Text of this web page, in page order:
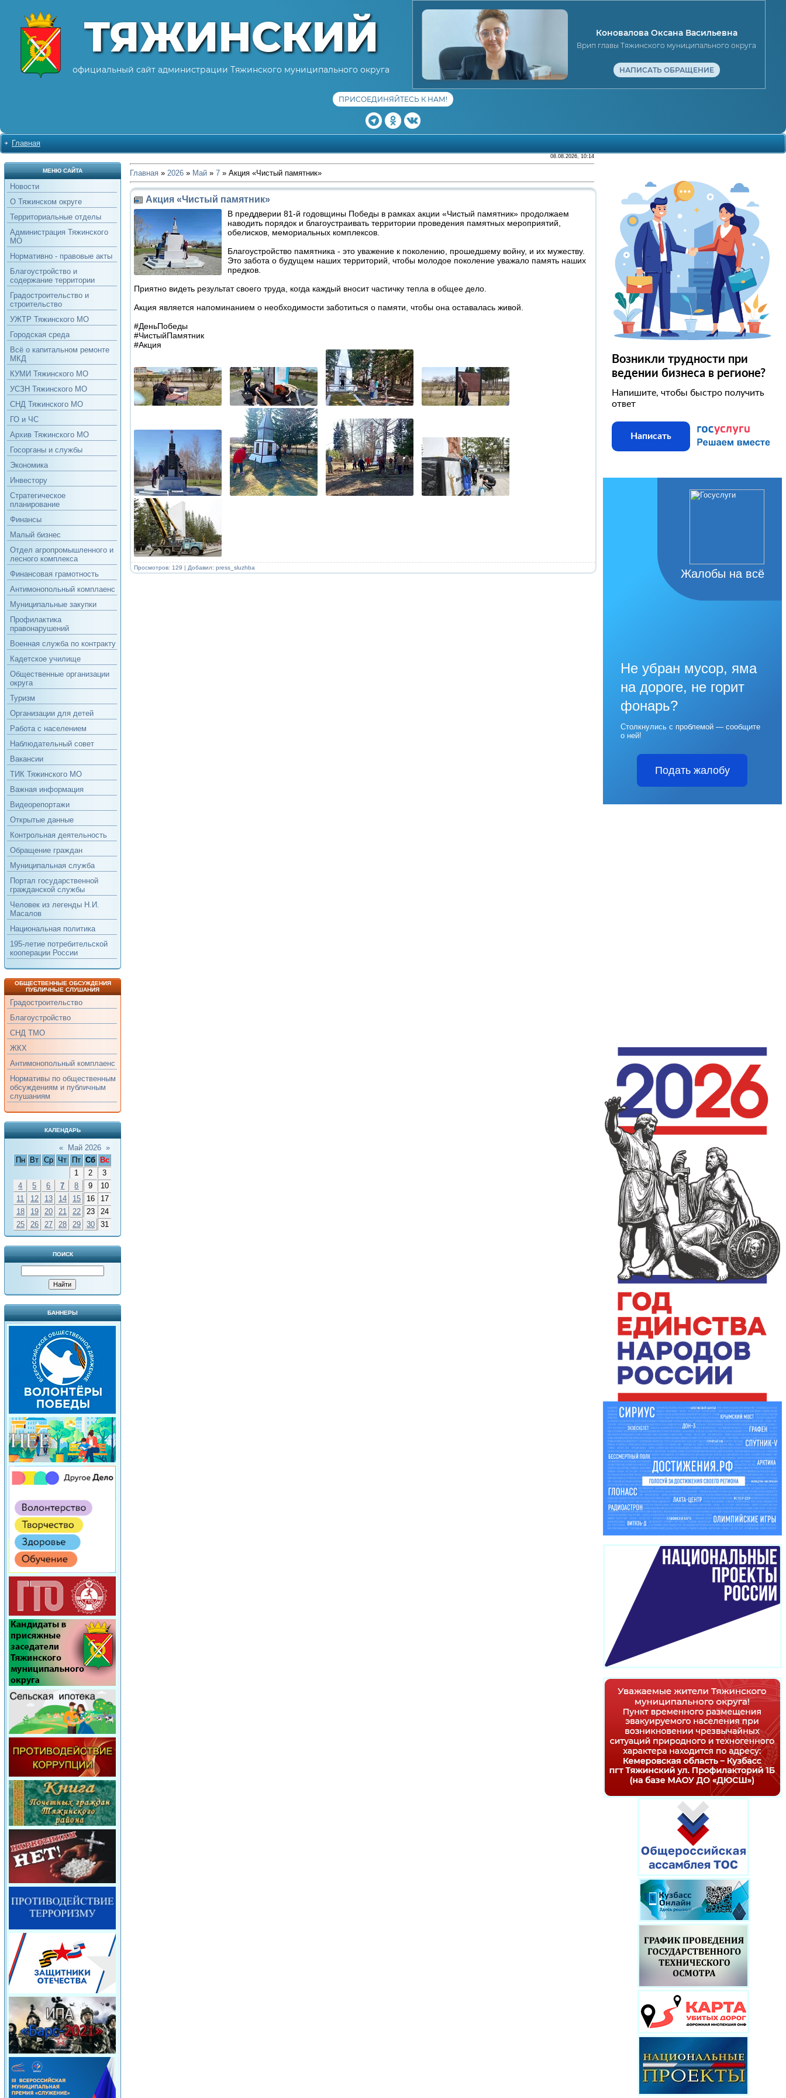
ТЯЖИНСКИЙ
официальный сайт администрации Тяжинского муниципального округа
Коновалова Оксана Васильевна
Врип главы Тяжинского муниципального округа
НАПИСАТЬ ОБРАЩЕНИЕ
ПРИСОЕДИНЯЙТЕСЬ К НАМ!
Главная
МЕНЮ САЙТА
Новости
О Тяжинском округе
Территориальные отделы
Администрация Тяжинского
МО
Нормативно - правовые акты
Благоустройство и
содержание территории
Градостроительство и
строительство
УЖТР Тяжинского МО
Городская среда
Всё о капитальном ремонте
МКД
КУМИ Тяжинского МО
УСЗН Тяжинского МО
СНД Тяжинского МО
ГО и ЧС
Архив Тяжинского МО
Госорганы и службы
Экономика
Инвестору
Стратегическое
планирование
Финансы
Малый бизнес
Отдел агропромышленного и
лесного комплекса
Финансовая грамотность
Антимонопольный комплаенс
Муниципальные закупки
Профилактика
правонарушений
Военная служба по контракту
Кадетское училище
Общественные организации
округа
Туризм
Организации для детей
Работа с населением
Наблюдательный совет
Вакансии
ТИК Тяжинского МО
Важная информация
Видеорепортажи
Открытые данные
Контрольная деятельность
Обращение граждан
Муниципальная служба
Портал государственной
гражданской службы
Человек из легенды Н.И.
Масалов
Национальная политика
195-летие потребительской
кооперации России
ОБЩЕСТВЕННЫЕ ОБСУЖДЕНИЯ
ПУБЛИЧНЫЕ СЛУШАНИЯ
Градостроительство
Благоустройство
СНД ТМО
ЖКХ
Антимонопольный комплаенс
Нормативы по общественным
обсуждениям и публичным
слушаниям
КАЛЕНДАРЬ
« Май 2026 »
Пн
Вт Ср Чт Пт Сб
Вс
1
2
3
4
5 6 7 8 9
10
11
12 13 14 15 16
17
18
19 20 21 22 23
24
25
26 27 28 29 30 31
ПОИСК
БАННЕРЫ
08.08.2026, 10:14
Главная» 2026 » Май » 7» Акция «Чистый памятник»
Акция «Чистый памятник»
В преддверии 81-й годовщины Победы в рамках акции «Чистый памятник» продолжаем
наводить порядок и благоустраивать территории проведения памятных мероприятий,
обелисков, мемориальных комплексов.
Благоустройство памятника - это уважение к поколению, прошедшему войну, и их мужеству.
Это забота о будущем наших территорий, чтобы молодое поколение уважало память наших
предков.
Приятно видеть результат своего труда, когда каждый вносит частичку тепла в общее дело.
Акция является напоминанием о необходимости заботиться о памяти, чтобы она оставалась живой.
#ДеньПобеды
#ЧистыйПамятник
#Акция
Просмотров: 129 | Добавил: press_sluzhba
Возникли трудности при
ведении бизнеса в регионе?
Напишите, чтобы быстро получить
ответ
Написать
Жалобы на всё
Не убран мусор, яма
на дороге, не горит
фонарь?
Столкнулись с проблемой — сообщите
о ней!
Подать жалобу